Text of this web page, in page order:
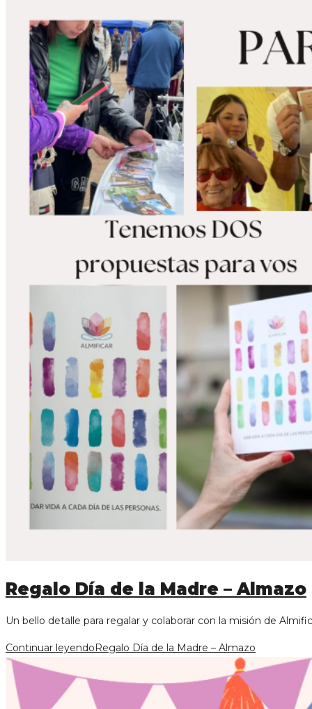
Regalo Día de la Madre – Almazo
Un bello detalle para regalar y colaborar con la misión de
Continuar leyendoRegalo Día de la Madre – Almazo